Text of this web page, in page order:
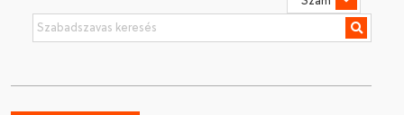
SZOCIOLÓGIAI SZEMLE